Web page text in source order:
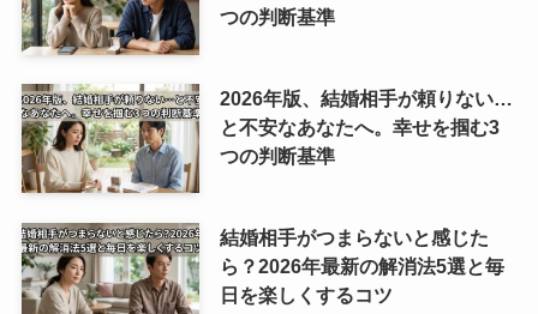
つの判断基準
2026年版、結婚相手が頼りない…
と不安なあなたへ。幸せを掴む3
つの判断基準
結婚相手がつまらないと感じた
ら？2026年最新の解消法5選と毎
日を楽しくするコツ